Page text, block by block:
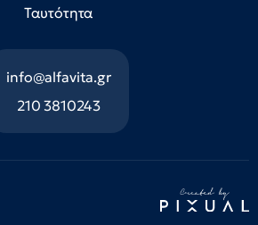
Ταυτότητα
info@alfavita.gr
210 3810243